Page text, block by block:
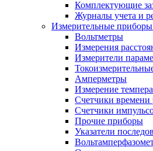
Комплектующие
Журналы учета и
Измерительные приборы
Вольтметры
Измерения
Измерители
Амперметры
Измерение
Счетчики времени
Счетчики
Прочие приборы
Указатели